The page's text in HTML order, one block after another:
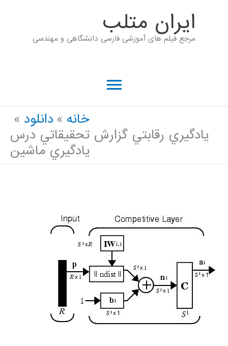
ايران متلب
مرجع فیلم های آموزشی فارسی دانشگاهی و مهندسی
فهرست
اصلیخانه
دانلود
يادگيري رقابتي گزارش تحقيقاتي درس
يادگيري ماشين